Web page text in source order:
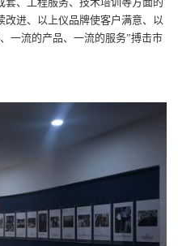
进、以上仪品牌使客户满意、以
一流的产品、一流的服务”搏击市